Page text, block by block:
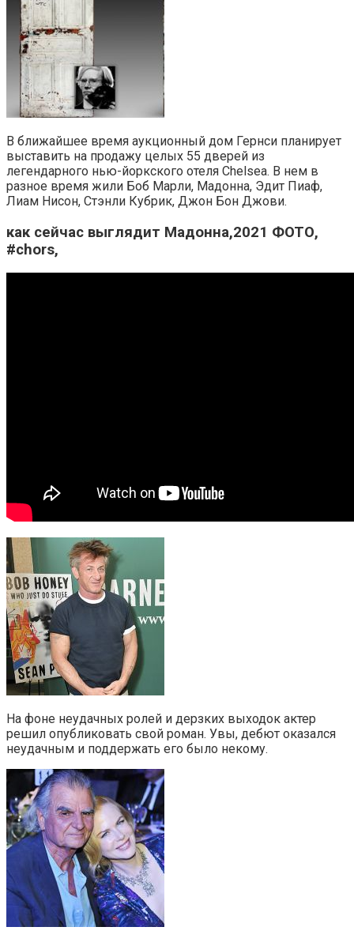
В ближайшее время аукционный дом Гернси планирует
выставить на продажу целых 55 дверей из
легендарного нью-йоркского отеля Chelsea. В нем в
разное время жили Боб Марли, Мадонна, Эдит Пиаф,
Лиам Нисон, Стэнли Кубрик, Джон Бон Джови.
как сейчас выглядит Мадонна,2021 ФОТО,
#chors,
На фоне неудачных ролей и дерзких выходок актер
решил опубликовать свой роман. Увы, дебют оказался
неудачным и поддержать его было некому.